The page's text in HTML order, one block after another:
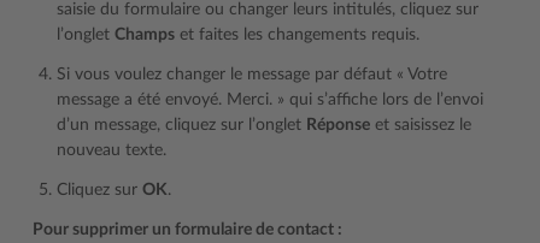
saisie du formulaire ou changer leurs intitulés, cliquez sur
l’onglet Champs et faites les changements requis.
Si vous voulez changer le message par défaut « Votre
message a été envoyé. Merci. » qui s’affiche lors de l’envoi
d’un message, cliquez sur l’onglet Réponse et saisissez le
nouveau texte.
Cliquez sur OK.
Pour supprimer un formulaire de contact :